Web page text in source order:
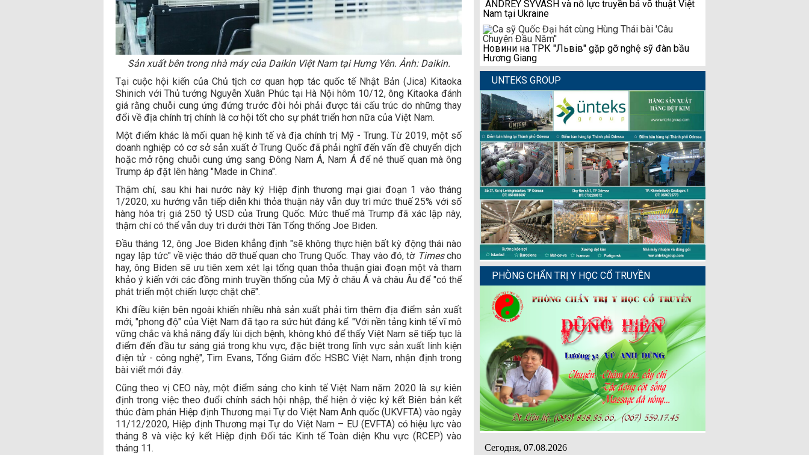
Sản xuất bên trong nhà máy của Daikin Việt Nam tại Hưng Yên. Ảnh: Daikin.
Tại cuộc hội kiến của Chủ tịch cơ quan hợp tác quốc tế Nhật Bản (Jica) Kitaoka
Shinich với Thủ tướng Nguyễn Xuân Phúc tại Hà Nội hôm 10/12, ông Kitaoka đánh
giá rằng chuỗi cung ứng đứng trước đòi hỏi phải được tái cấu trúc do những thay
đổi về địa chính trị chính là cơ hội tốt cho sự phát triển hơn nữa của Việt Nam.
Một điểm khác là mối quan hệ kinh tế và địa chính trị Mỹ - Trung. Từ 2019, một số
doanh nghiệp có cơ sở sản xuất ở Trung Quốc đã phải nghĩ đến vấn đề chuyển dịch
hoặc mở rộng chuỗi cung ứng sang Đông Nam Á, Nam Á để né thuế quan mà ông
Trump áp đặt lên hàng "Made in China".
Thậm chí, sau khi hai nước này ký Hiệp định thương mại giai đoạn 1 vào tháng
1/2020, xu hướng vẫn tiếp diễn khi thỏa thuận này vẫn duy trì mức thuế 25% với số
hàng hóa trị giá 250 tỷ USD của Trung Quốc. Mức thuế mà Trump đã xác lập này,
thậm chí có thể vẫn duy trì dưới thời Tân Tổng thống Joe Biden.
Đầu tháng 12, ông Joe Biden khẳng định "sẽ không thực hiện bất kỳ động thái nào
ngay lập tức" về việc tháo dỡ thuế quan cho Trung Quốc. Thay vào đó, tờ Timescho
hay, ông Biden sẽ ưu tiên xem xét lại tổng quan thỏa thuận giai đoạn một và tham
khảo ý kiến với các đồng minh truyền thống của Mỹ ở châu Á và châu Âu để "có thể
phát triển một chiến lược chặt chẽ".
Khi điều kiện bên ngoài khiến nhiều nhà sản xuất phải tìm thêm địa điểm sản xuất
mới, "phong độ" của Việt Nam đã tạo ra sức hút đáng kể. "Với nền tảng kinh tế vĩ mô
vững chắc và khả năng đẩy lùi dịch bệnh, không khó để thấy Việt Nam sẽ tiếp tục là
điểm đến đầu tư sáng giá trong khu vực, đặc biệt trong lĩnh vực sản xuất linh kiện
điện tử - công nghệ", Tim Evans, Tổng Giám đốc HSBC Việt Nam, nhận định trong
bài viết mới đây.
Cũng theo vị CEO này, một điểm sáng cho kinh tế Việt Nam năm 2020 là sự kiên
định trong việc theo đuổi chính sách hội nhập, thể hiện ở việc ký kết Biên bản kết
thúc đàm phán Hiệp định Thương mại Tự do Việt Nam Anh quốc (UKVFTA) vào ngày
11/12/2020, Hiệp định Thương mại Tự do Việt Nam – EU (EVFTA) có hiệu lực vào
tháng 8 và việc ký kết Hiệp định Đối tác Kinh tế Toàn diện Khu vực (RCEP) vào
tháng 11.
ANDREY SYVASH và nỗ lực truyền bá võ thuật Việt
Nam tại Ukraine
Новини на ТРК "Львів" gặp gỡ nghệ sỹ đàn bầu
Hương Giang
UNTEKS GROUP
PHÒNG CHẨN TRỊ Y HỌC CỔ TRUYỀN